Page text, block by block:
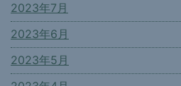
2023年7月
2023年6月
2023年5月